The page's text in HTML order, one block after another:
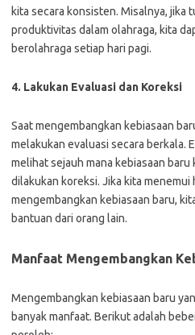
kita secara konsisten. Misalnya, jika
produktivitas dalam olahraga, kita
berolahraga setiap hari pagi.
4. Lakukan Evaluasi dan Koreksi
Saat mengembangkan kebiasaan
melakukan evaluasi secara berkala.
melihat sejauh mana kebiasaan
dilakukan koreksi. Jika kita
mengembangkan kebiasaan baru,
bantuan dari orang lain.
Manfaat Mengembangkan
Mengembangkan kebiasaan baru
banyak manfaat. Berikut adalah